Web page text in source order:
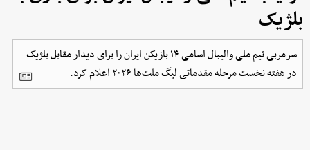
بلژیک
سرمربی تیم ملی والیبال اسامی ۱۴ بازیکن ایران را برای دیدار مقابل بلژیک
در هفته نخست مرحله مقدماتی لیگ ملت‌ها ۲۰۲۶ اعلام کرد.